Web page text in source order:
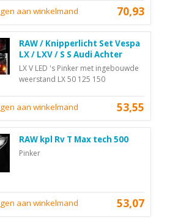
70,93
aan winkelmand
RAW / Knipperlicht Set Vespa
LX / LXV / S S Audi Achter
LX V LED 's Pinker met ingebouwde
weerstand LX 50 125 150
53,55
aan winkelmand
RAW kpl Rv T Max tech 500
Pinker
53,07
aan winkelmand